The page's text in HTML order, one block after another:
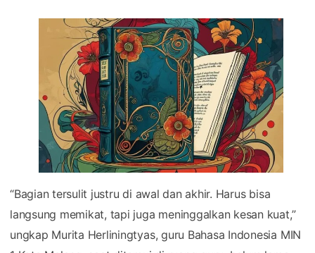
“Bagian tersulit justru di awal dan akhir. Harus bisa
langsung memikat, tapi juga meninggalkan kesan kuat,”
ungkap Murita Herliningtyas, guru Bahasa Indonesia MIN